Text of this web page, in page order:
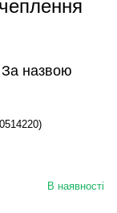
За назвою
В наявності